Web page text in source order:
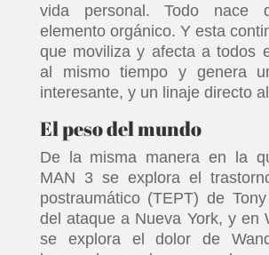
vida personal. Todo nace
elemento orgánico. Y esta
que moviliza y afecta a todos
al mismo tiempo y genera
interesante, y un linaje directo
El peso del mundo
De la misma manera en la
MAN 3 se explora el
postraumático (TEPT) de
del ataque a Nueva York, y en
se explora el dolor de